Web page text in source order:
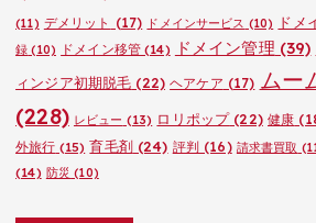
(11) デメリット (17) ドメインサービス (10) ドメ
録 (10) ドメイン移管(14) ドメイン管理 (39)
ィンジア初期脱毛 (22) ヘアケア (17) ムー
(228) レビュー (13) ロリポップ(22) 健康
外旅行 (15) 育毛剤(24) 評判 (16) 請求書買取
(14) 防災 (10)